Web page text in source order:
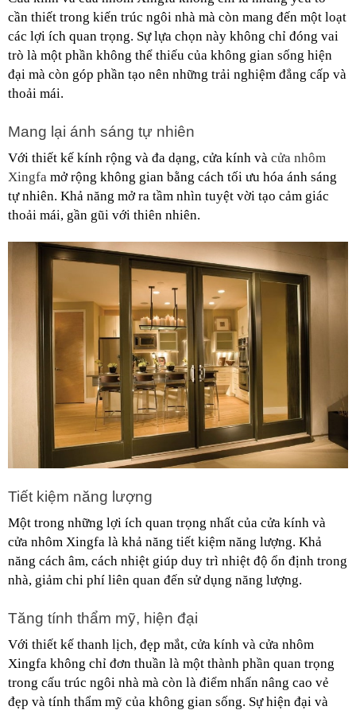
cần thiết trong kiến trúc ngôi nhà mà còn mang đến một loạt
các lợi ích quan trọng. Sự lựa chọn này không chỉ đóng vai
trò là một phần không thể thiếu của không gian sống hiện
đại mà còn góp phần tạo nên những trải nghiệm đẳng cấp và
thoải mái.
Mang lại ánh sáng tự nhiên
Với thiết kế kính rộng và đa dạng, cửa kính và cửa nhôm
Xingfa mở rộng không gian bằng cách tối ưu hóa ánh sáng
tự nhiên. Khả năng mở ra tầm nhìn tuyệt vời tạo cảm giác
thoải mái, gần gũi với thiên nhiên.
Tiết kiệm năng lượng
Một trong những lợi ích quan trọng nhất của cửa kính và
cửa nhôm Xingfa là khả năng tiết kiệm năng lượng. Khả
năng cách âm, cách nhiệt giúp duy trì nhiệt độ ổn định trong
nhà, giảm chi phí liên quan đến sử dụng năng lượng.
Tăng tính thẩm mỹ, hiện đại
Với thiết kế thanh lịch, đẹp mắt, cửa kính và cửa nhôm
Xingfa không chỉ đơn thuần là một thành phần quan trọng
trong cấu trúc ngôi nhà mà còn là điểm nhấn nâng cao vẻ
đẹp và tính thẩm mỹ của không gian sống. Sự hiện đại và